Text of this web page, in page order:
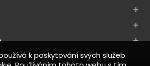
+
+
+
k poskytování svých služeb